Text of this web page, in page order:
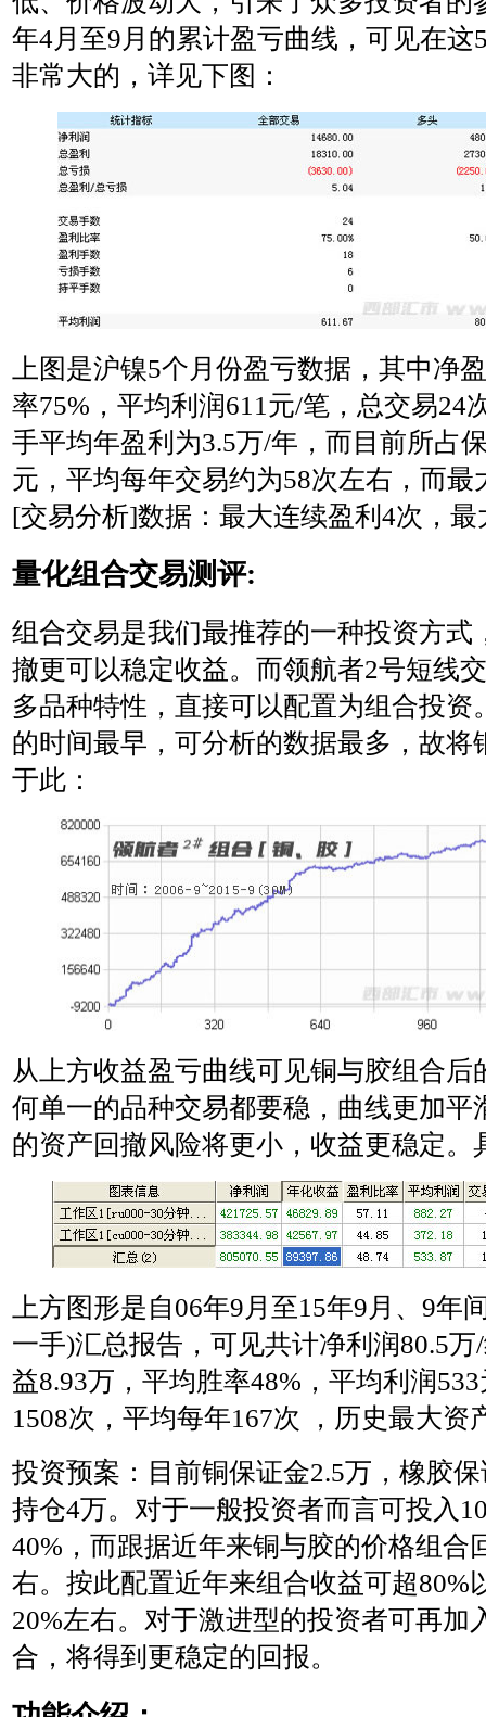
年4月至9月的累计盈亏曲线，可见在这
非常大的，详见下图：
上图是沪镍5个月份盈亏数据，其中净
率75%，平均利润611元/笔，总交易24
手平均年盈利为3.5万/年，而目前所占
元，平均每年交易约为58次左右，而最
[交易分析]数据：最大连续盈利4次，最
量化组合交易测评:
组合交易是我们最推荐的一种投资方式
撤更可以稳定收益。而领航者2号短线
多品种特性，直接可以配置为组合投资
的时间最早，可分析的数据最多，故将
于此：
从上方收益盈亏曲线可见铜与胶组合后
何单一的品种交易都要稳，曲线更加平
的资产回撤风险将更小，收益更稳定。
上方图形是自06年9月至15年9月、9年
一手)汇总报告，可见共计净利润80.5
益8.93万，平均胜率48%，平均利润
1508次，平均每年167次 ，历史最大资
投资预案：目前铜保证金2.5万，橡胶
持仓4万。对于一般投资者而言可投入
40%，而跟据近年来铜与胶的价格组合
右。按此配置近年来组合收益可超80%
20%左右。对于激进型的投资者可再加
合，将得到更稳定的回报。